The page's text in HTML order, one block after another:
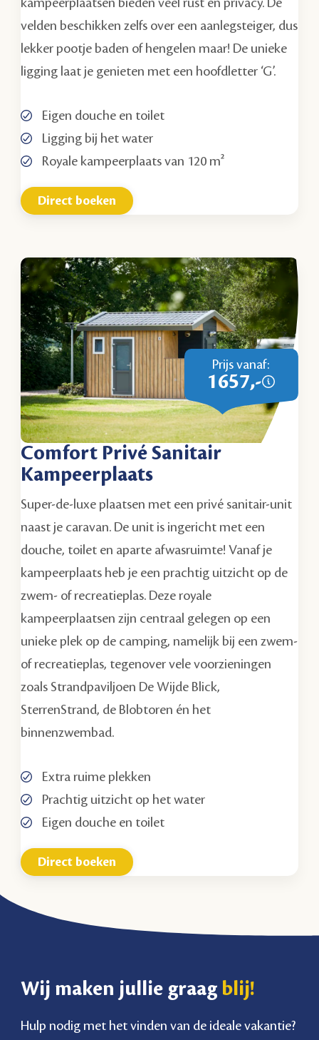
kampeerplaatsen bieden veel rust en privacy. De
velden beschikken zelfs over een aanlegsteiger, dus
lekker pootje baden of hengelen maar! De unieke
ligging laat je genieten met een hoofdletter ‘G’.
Eigen douche en toilet
Ligging bij het water
Royale kampeerplaats van 120 m²
Direct boeken
Prijs vanaf:
1657,-
Comfort Privé Sanitair
Kampeerplaats
Super-de-luxe plaatsen met een privé sanitair-unit
naast je caravan. De unit is ingericht met een
douche, toilet en aparte afwasruimte! Vanaf je
kampeerplaats heb je een prachtig uitzicht op de
zwem- of recreatieplas. Deze royale
kampeerplaatsen zijn centraal gelegen op een
unieke plek op de camping, namelijk bij een zwem-
of recreatieplas, tegenover vele voorzieningen
zoals Strandpaviljoen De Wijde Blick,
SterrenStrand, de Blobtoren én het
binnenzwembad.
Extra ruime plekken
Prachtig uitzicht op het water
Eigen douche en toilet
Direct boeken
Wij maken jullie graag blij!
Hulp nodig met het vinden van de ideale vakantie?